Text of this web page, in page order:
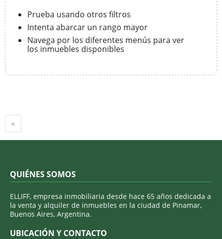
Prueba usando otros filtros
Intenta abarcar un rango mayor
Navega por los diferentes menús para ver
los inmuebles disponibles
«
QUIÉNES SOMOS
ELLIFF, empresa inmobiliaria desde hace 65 años dedicada a
la venta y alquiler de inmuebles en la ciudad de Pinamar,
Buenos Aires, Argentina.
UBICACIÓN Y CONTACTO